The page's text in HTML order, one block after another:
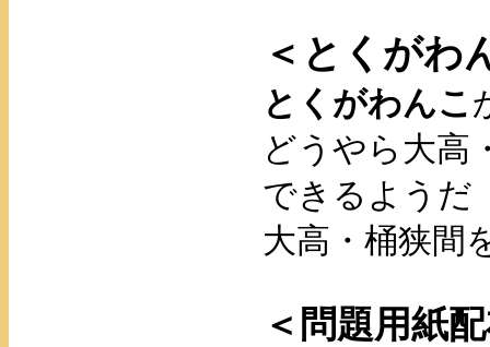
＜とくがわ
とくがわんこ
どうやら大高
できるようだ
大高・桶狭間
＜問題用紙